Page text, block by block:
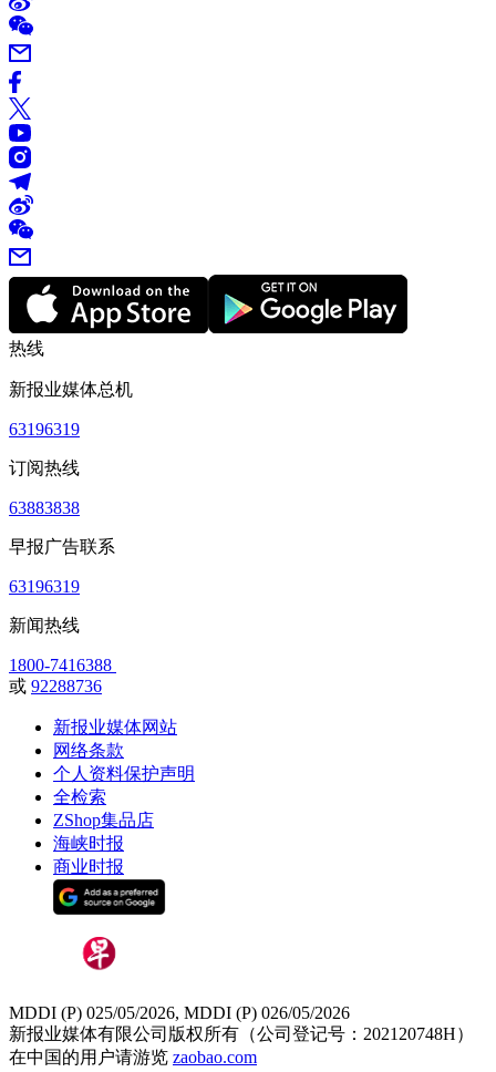
热线
新报业媒体总机
63196319
订阅热线
63883838
早报广告联系
63196319
新闻热线
1800-7416388
或 92288736
新报业媒体网站
网络条款
个人资料保护声明
全检索
ZShop集品店
海峡时报
商业时报
MDDI (P) 025/05/2026, MDDI (P) 026/05/2026
新报业媒体有限公司版权所有（公司登记号：202120748H）
在中国的用户请游览 zaobao.com